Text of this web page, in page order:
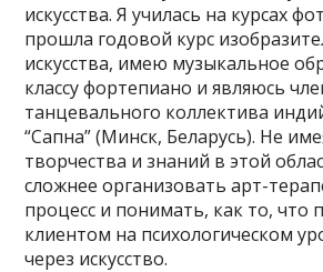
искусства. Я училась на курсах
прошла годовой курс
искусства, имею музыкальное
классу фортепиано и являюсь
танцевального коллектива
“Сапна” (Минск, Беларусь). Не
творчества и знаний в этой
сложнее организовать арт-
процесс и понимать, как то, что
клиентом на психологическом
через искусство.